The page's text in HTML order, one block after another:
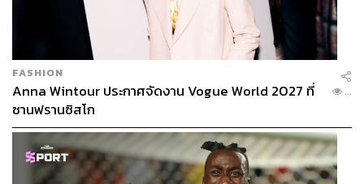
FASHION
Anna Wintour ประกาศจัดงาน Vogue World 2027 ที่
ซานฟรานซิสโก
...